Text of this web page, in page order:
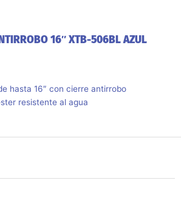
16″ XTB-506BL AZUL
hasta 16″ con cierre antirrobo
resistente al agua